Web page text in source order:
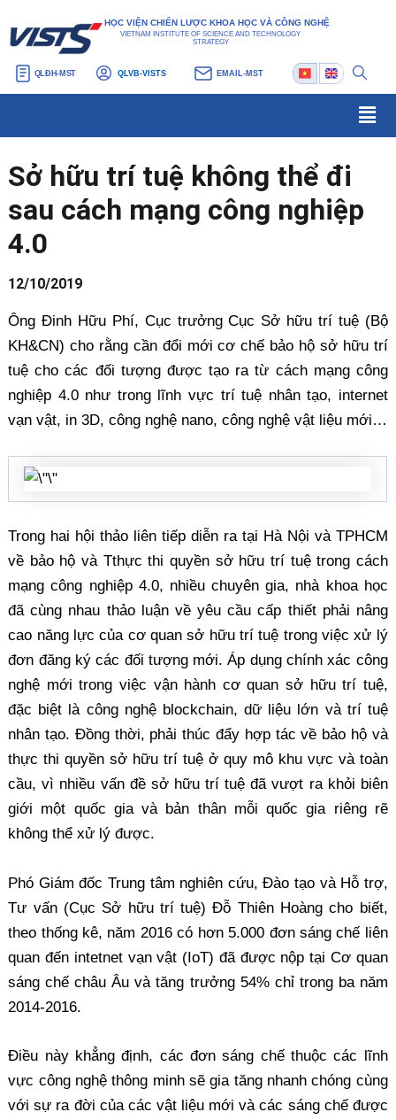
tới
nội
dung
HỌC VIỆN CHIẾN LƯỢC KHOA HỌC VÀ CÔNG NGHỆ
VIETNAM INSTITUTE OF SCIENCE AND TECHNOLOGY
STRATEGY
QLĐH-MST QLVB-VISTS EMAIL-MST
Sở hữu trí tuệ không thể đi
sau cách mạng công nghiệp
4.0
12/10/2019
Ông Đinh Hữu Phí, Cục trưởng Cục Sở hữu trí tuệ (Bộ
KH&CN) cho rằng cần đổi mới cơ chế bảo hộ sở hữu trí
tuệ cho các đối tượng được tạo ra từ cách mạng công
nghiệp 4.0 như trong lĩnh vực trí tuệ nhân tạo, internet
vạn vật, in 3D, công nghệ nano, công nghệ vật liệu mới…
Trong hai hội thảo liên tiếp diễn ra tại Hà Nội và TPHCM
về bảo hộ và Tthực thi quyền sở hữu trí tuệ trong cách
mạng công nghiệp 4.0, nhiều chuyên gia, nhà khoa học
đã cùng nhau thảo luận về yêu cầu cấp thiết phải nâng
cao năng lực của cơ quan sở hữu trí tuệ trong việc xử lý
đơn đăng ký các đối tượng mới. Áp dụng chính xác công
nghệ mới trong việc vận hành cơ quan sở hữu trí tuệ,
đặc biệt là công nghệ blockchain, dữ liệu lớn và trí tuệ
nhân tạo. Đồng thời, phải thúc đẩy hợp tác về bảo hộ và
thực thi quyền sở hữu trí tuệ ở quy mô khu vực và toàn
cầu, vì nhiều vấn đề sở hữu trí tuệ đã vượt ra khỏi biên
giới một quốc gia và bản thân mỗi quốc gia riêng rẽ
không thể xử lý được.
Phó Giám đốc Trung tâm nghiên cứu, Đào tạo và Hỗ trợ,
Tư vấn (Cục Sở hữu trí tuệ) Đỗ Thiên Hoàng cho biết,
theo thống kê, năm 2016 có hơn 5.000 đơn sáng chế liên
quan đến intetnet vạn vật (IoT) đã được nộp tại Cơ quan
sáng chế châu Âu và tăng trưởng 54% chỉ trong ba năm
2014-2016.
Điều này khẳng định, các đơn sáng chế thuộc các lĩnh
vực công nghệ thông minh sẽ gia tăng nhanh chóng cùng
với sự ra đời của các vật liệu mới và các sáng chế được
hướng
bài
viết